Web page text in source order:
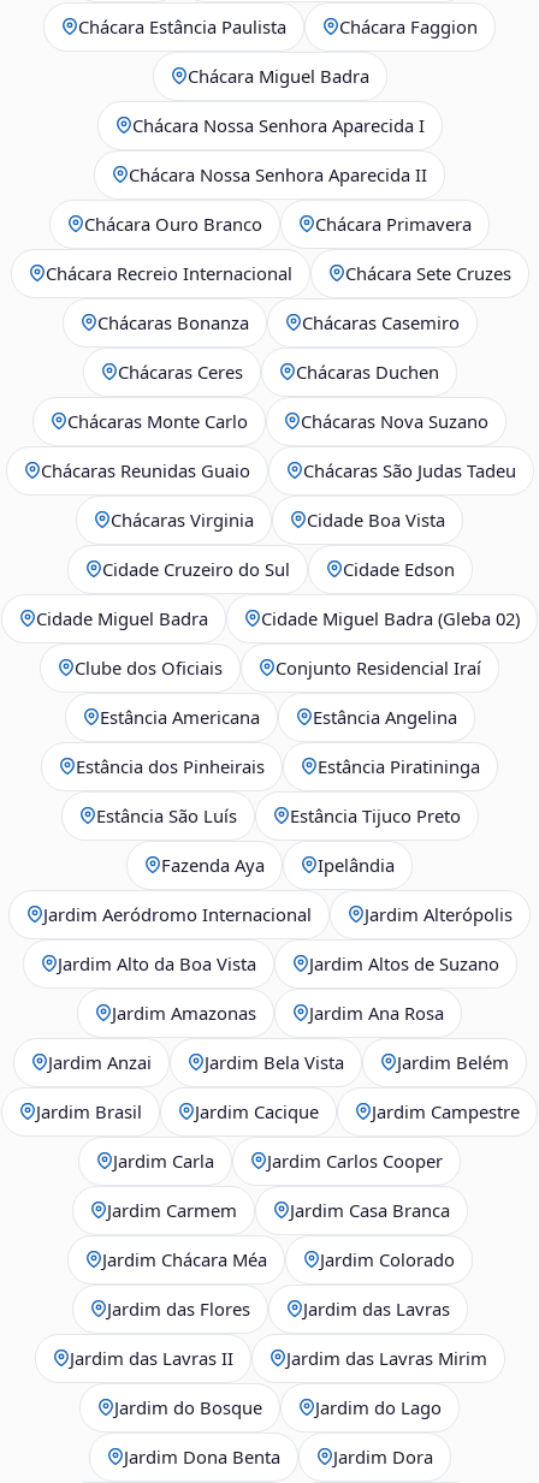
Chácara Estância Paulista Chácara Faggion
Chácara Miguel Badra
Chácara Nossa Senhora Aparecida I
Chácara Nossa Senhora Aparecida II
Chácara Ouro Branco Chácara Primavera
Chácara Recreio Internacional Chácara Sete Cruzes
Chácaras Bonanza Chácaras Casemiro
Chácaras Ceres Chácaras Duchen
Chácaras Monte Carlo Chácaras Nova Suzano
Chácaras Reunidas Guaio Chácaras São Judas Tadeu
Chácaras Virginia Cidade Boa Vista
Cidade Cruzeiro do Sul Cidade Edson
Cidade Miguel Badra Cidade Miguel Badra (Gleba 02)
Clube dos Oficiais Conjunto Residencial Iraí
Estância Americana Estância Angelina
Estância dos Pinheirais Estância Piratininga
Estância São Luís Estância Tijuco Preto
Fazenda Aya Ipelândia
Jardim Aeródromo Internacional Jardim Alterópolis
Jardim Alto da Boa Vista Jardim Altos de Suzano
Jardim Amazonas Jardim Ana Rosa
Jardim Anzai Jardim Bela Vista Jardim Belém
Jardim Brasil Jardim Cacique Jardim Campestre
Jardim Carla Jardim Carlos Cooper
Jardim Carmem Jardim Casa Branca
Jardim Chácara Méa Jardim Colorado
Jardim das Flores Jardim das Lavras
Jardim das Lavras II Jardim das Lavras Mirim
Jardim do Bosque Jardim do Lago
Jardim Dona Benta Jardim Dora